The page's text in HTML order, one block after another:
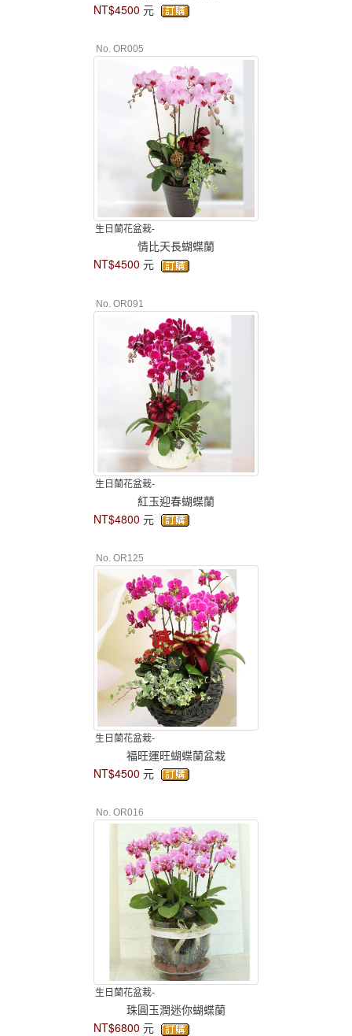
NT$4500 元
No. OR005
生日蘭花盆栽-
情比天長蝴蝶蘭
NT$4500 元
No. OR091
生日蘭花盆栽-
紅玉迎春蝴蝶蘭
NT$4800 元
No. OR125
生日蘭花盆栽-
福旺運旺蝴蝶蘭盆栽
NT$4500 元
No. OR016
生日蘭花盆栽-
珠圓玉潤迷你蝴蝶蘭
NT$6800 元